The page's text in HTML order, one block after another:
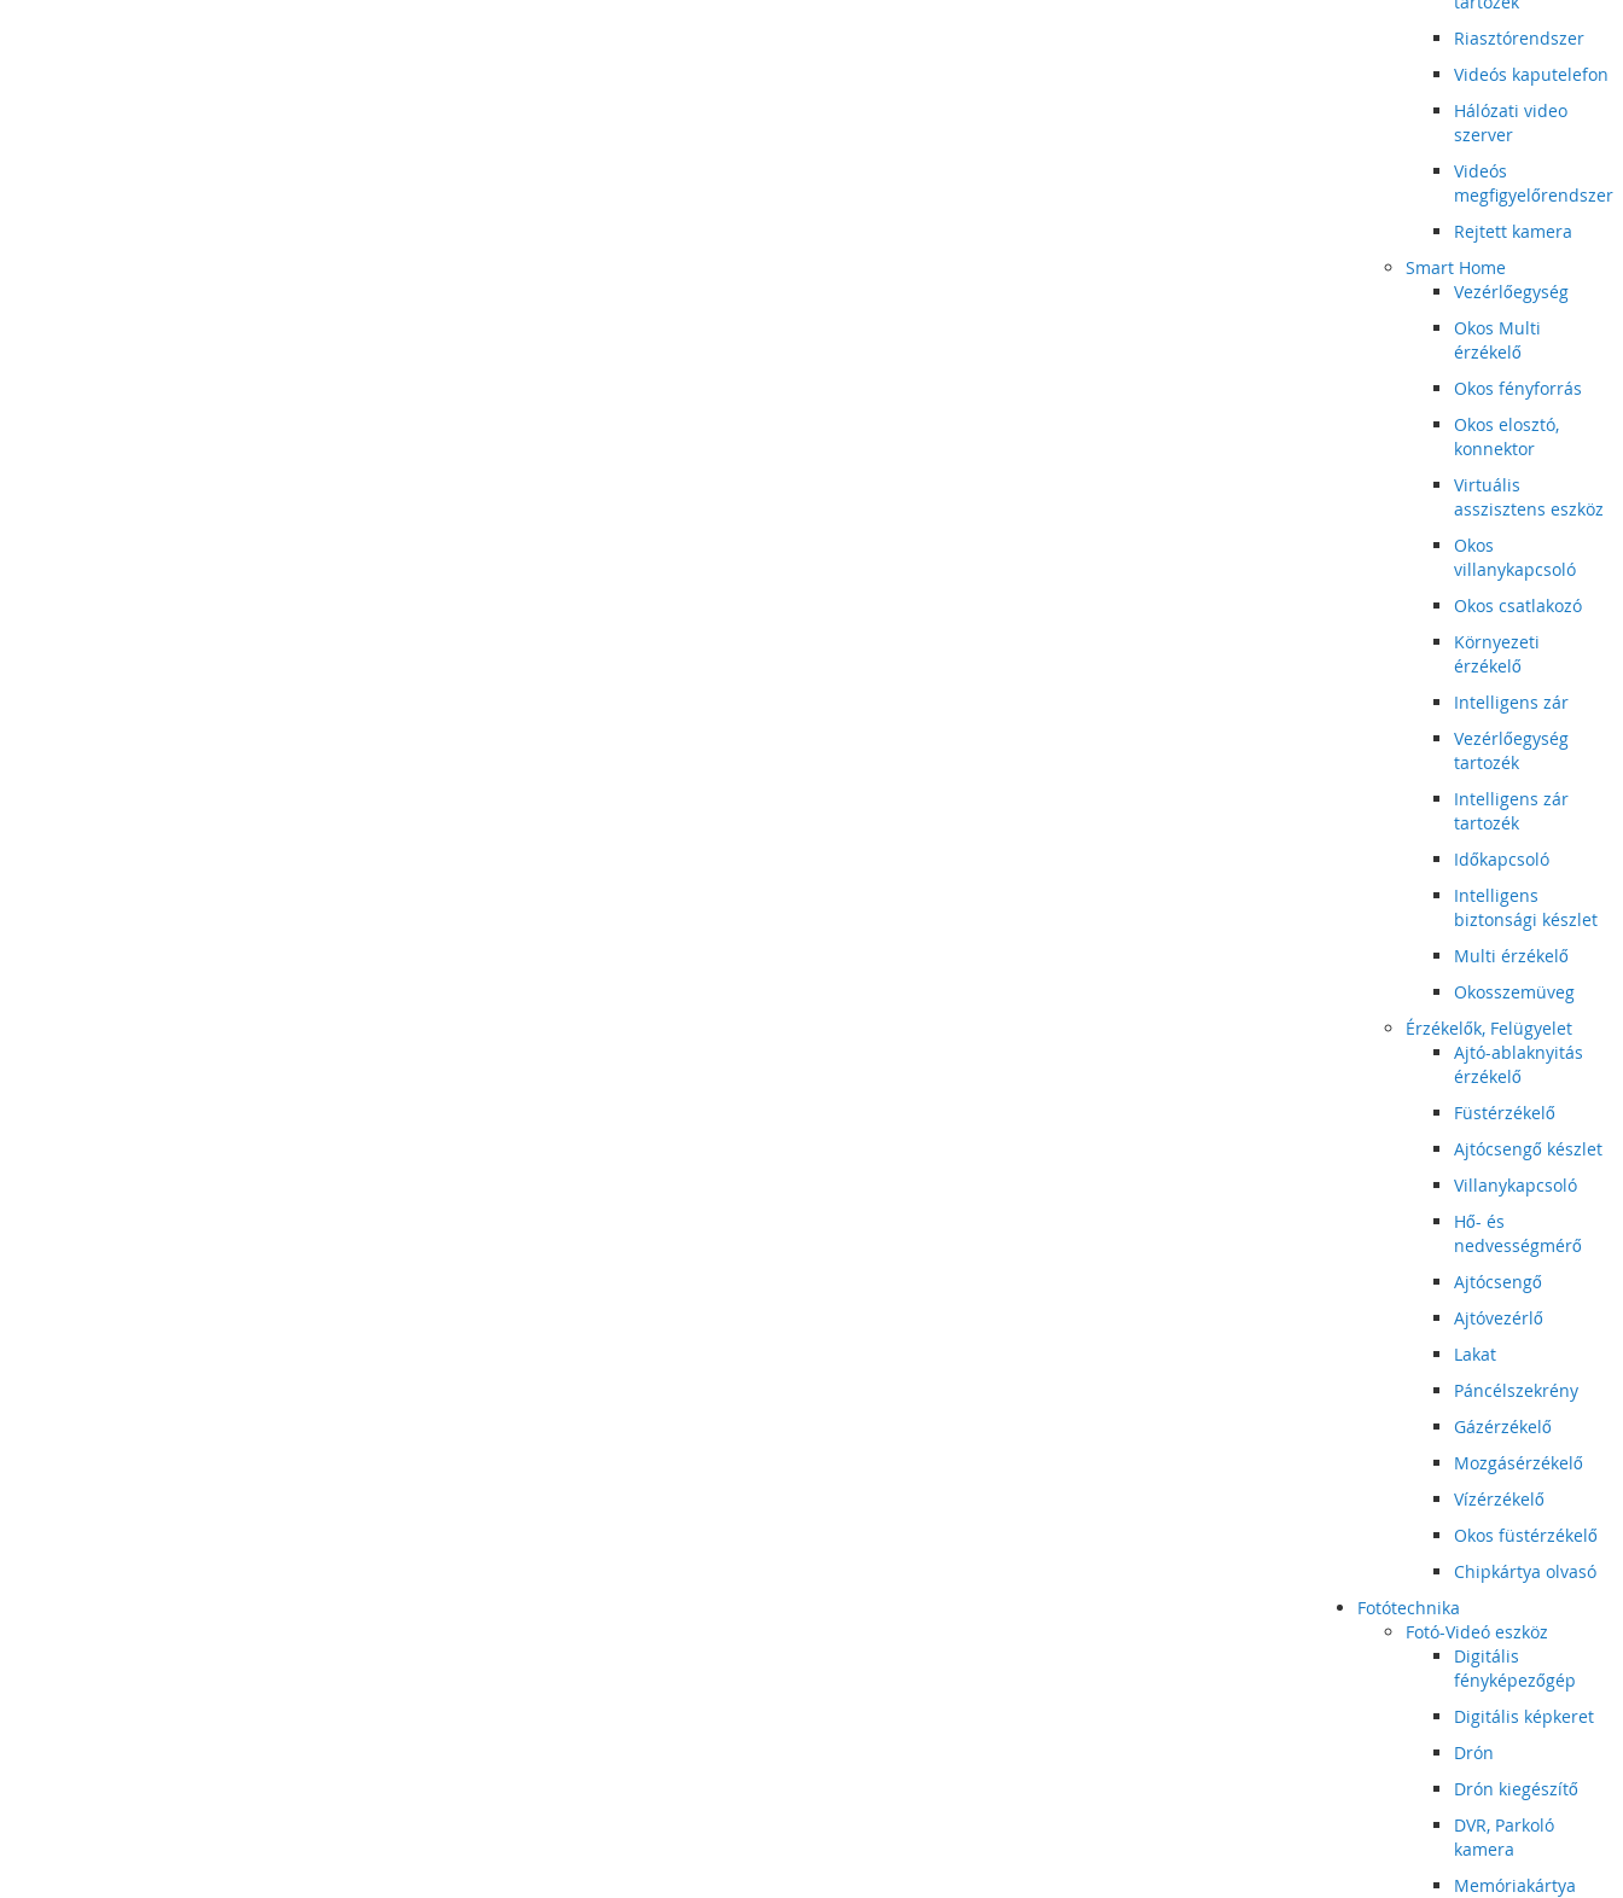
Riasztórendszer
Videós kaputelefon
Hálózati video
szerver
Videós
megfigyelőrendszer
Rejtett kamera
Smart Home
Vezérlőegység
Okos Multi
érzékelő
Okos fényforrás
Okos elosztó,
konnektor
Virtuális
asszisztens eszköz
Okos
villanykapcsoló
Okos csatlakozó
Környezeti
érzékelő
Intelligens zár
Vezérlőegység
tartozék
Intelligens zár
tartozék
Időkapcsoló
Intelligens
biztonsági készlet
Multi érzékelő
Okosszemüveg
Érzékelők, Felügyelet
Ajtó-ablaknyitás
érzékelő
Füstérzékelő
Ajtócsengő készlet
Villanykapcsoló
Hő- és
nedvességmérő
Ajtócsengő
Ajtóvezérlő
Lakat
Páncélszekrény
Gázérzékelő
Mozgásérzékelő
Vízérzékelő
Okos füstérzékelő
Chipkártya olvasó
Fotótechnika
Fotó-Videó eszköz
Digitális
fényképezőgép
Digitális képkeret
Drón
Drón kiegészítő
DVR, Parkoló
kamera
Memóriakártya